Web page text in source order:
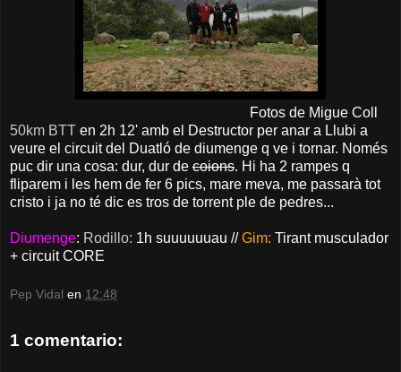
Fotos de Migue Coll
50km BTT en 2h 12' amb el Destructor per anar a Llubi a
veure el circuit del Duatló de diumenge q ve i tornar. Només
puc dir una cosa: dur, dur de coions. Hi ha 2 rampes q
fliparem i les hem de fer 6 pics, mare meva, me passarà tot
cristo i ja no té dic es tros de torrent ple de pedres...
Diumenge: Rodillo: 1h suuuuuuau //Gim: Tirant musculador
+ circuit CORE
Pep Vidal en 12:48
1 comentario: